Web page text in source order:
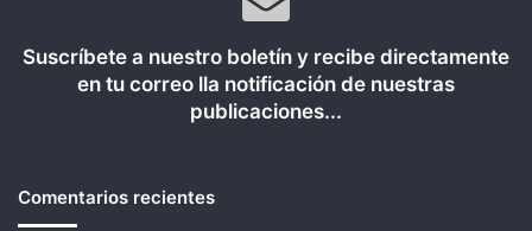
Suscríbete a nuestro boletín y recibe directamente
en tu correo lla notificación de nuestras
publicaciones...
Comentarios recientes